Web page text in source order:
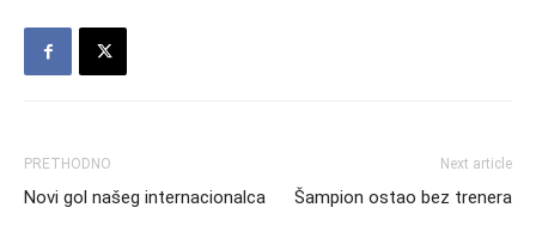
PRETHODNO
Novi gol našeg internacionalca
Next article
Šampion ostao bez trenera